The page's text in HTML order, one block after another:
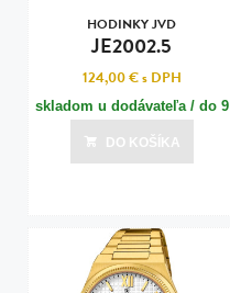
HODINKY JVD
JE2002.5
124,00 €s DPH
skladom u dodávateľa / do 9
dní
Posledná aktualizácia dnes o 14:00
DO KOŠÍKA